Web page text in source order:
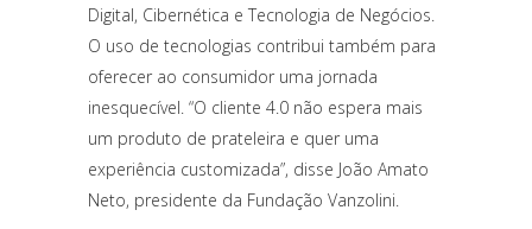
Digital, Cibernética e Tecnologia de Negócios.
O uso de tecnologias contribui também para
oferecer ao consumidor uma jornada
inesquecível. “O cliente 4.0 não espera mais
um produto de prateleira e quer uma
experiência customizada”, disse João Amato
Neto, presidente da Fundação Vanzolini.